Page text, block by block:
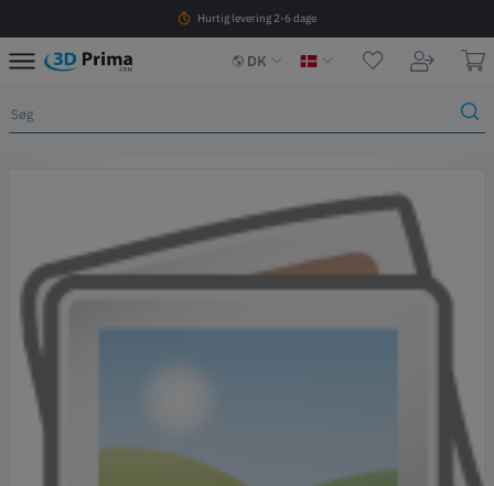
Hurtig levering 2-6 dage
DK